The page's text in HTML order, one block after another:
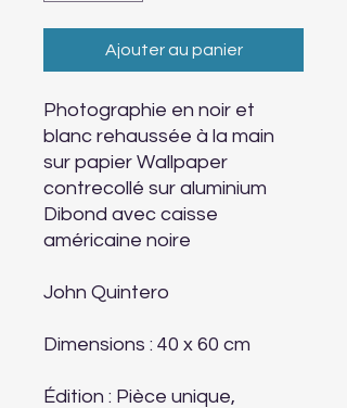
Ajouter au panier
Photographie en noir et
blanc rehaussée à la main
sur papier Wallpaper
contrecollé sur aluminium
Dibond avec caisse
américaine noire
John Quintero
Dimensions : 40 x 60 cm
Édition : Pièce unique,